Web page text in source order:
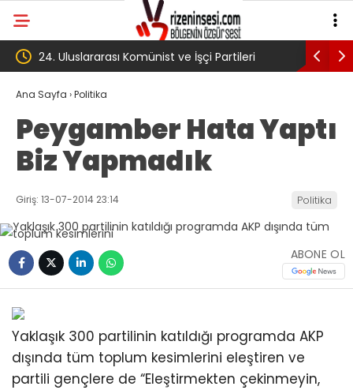
Partileri ‘Çerçeve yasa’ kanun teklifi Adalet
Ana Sayfa ›Politika
Peygamber Hata Yaptı
Biz Yapmadık
Giriş: 13-07-2014 23:14 Politika
ABONE OL
Yaklaşık 300 partilinin katıldığı programda AKP
dışında tüm toplum kesimlerini eleştiren ve
partili gençlere de “Eleştirmekten çekinmeyin,